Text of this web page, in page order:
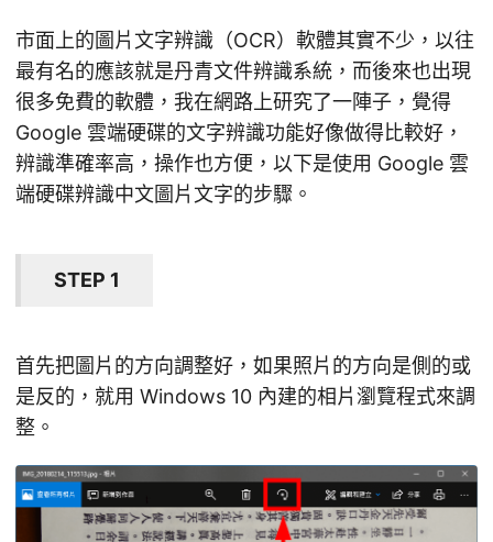
市面上的圖片文字辨識（OCR）軟體其實不少，以往
最有名的應該就是丹青文件辨識系統，而後來也出現
很多免費的軟體，我在網路上研究了一陣子，覺得
Google 雲端硬碟的文字辨識功能好像做得比較好，
辨識準確率高，操作也方便，以下是使用 Google 雲
端硬碟辨識中文圖片文字的步驟。
STEP 1
首先把圖片的方向調整好，如果照片的方向是側的或
是反的，就用 Windows 10 內建的相片瀏覽程式來調
整。